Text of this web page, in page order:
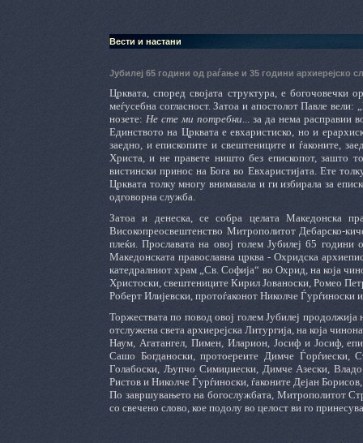
Вести и настани
Јубилеј 65 години од раѓање и 35 години архиерејско
Црквата, според својата структура, е богочовечки
меѓусебна согласност. Затоа и апостолот Павле
нозете: Не сте ми потребни... за да нема расправии
Единството на Црквата е евхаристиско, но и
заедно, и епископите и свештениците и ѓаконите,
Христа, и не правете ништо без епископот, зашто
вистински принос на Бога во Евхаристијата. Ете
Црквата толку многу внимавала и ги избирала за
одговорна служба.
Затоа и денеска, се собра целата Македонска
Високопреосвештенство Митрополитот Дебарско-
плеќи. Прославата на овој голем Јубилеј 65
Македонската православна црква - Охридска
катедралниот храм „Св. Софија“ во Охрид, на која
Христоски, свештениците Кирил Јованоски, Ромео
Роберт Илијевски, протоѓаконот Николче
Торжествата по повод овој голем Јубилеј
отслужена света архиерејска Литургија, на која
Наум, Агатангел, Пимен, Иларион, Јосиф и Јосиф,
Сашо Богданоски, протоереите Димче Ѓорѓиески,
Голабоски, Љупчо Симиџиески, Димче Азески,
Ристов и Николче Ѓурѓиноски, ѓаконите Дејан
По завршувањето на богослужбата, Митрополитот
со свечено слово, кое подолу во целост ви го